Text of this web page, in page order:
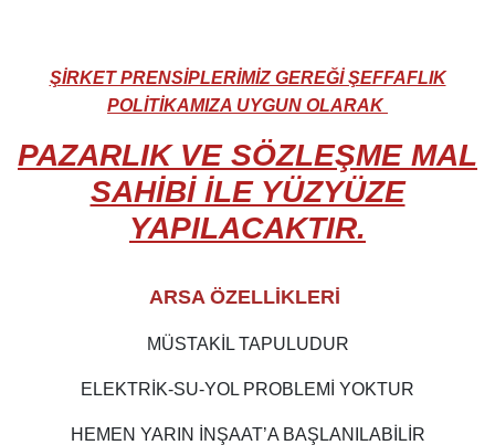
ŞİRKET PRENSİPLERİMİZ GEREĞİ ŞEFFAFLIK
POLİTİKAMIZA UYGUN OLARAK
PAZARLIK VE SÖZLEŞME MAL
SAHİBİ İLE YÜZYÜZE
YAPILACAKTIR.
ARSA ÖZELLİKLERİ
MÜSTAKİL TAPULUDUR
ELEKTRİK-SU-YOL PROBLEMİ YOKTUR
HEMEN YARIN İNŞAAT’A BAŞLANILABİLİR